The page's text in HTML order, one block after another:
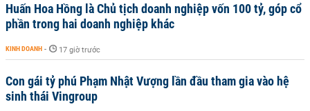
Huấn Hoa Hồng là Chủ tịch doanh nghiệp vốn 100 tỷ, góp cổ
phần trong hai doanh nghiệp khác
KINH DOANH - 17 giờ trước
Con gái tỷ phú Phạm Nhật Vượng lần đầu tham gia vào hệ
sinh thái Vingroup